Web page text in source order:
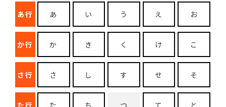
あ行 あ い う え お
か行 か き く け こ
さ行 さ し す せ そ
た行 た ち つ て と